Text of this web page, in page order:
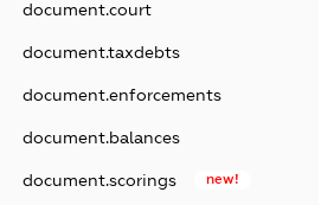
document.court
document.taxdebts
document.enforcements
document.balances
document.scorings new!